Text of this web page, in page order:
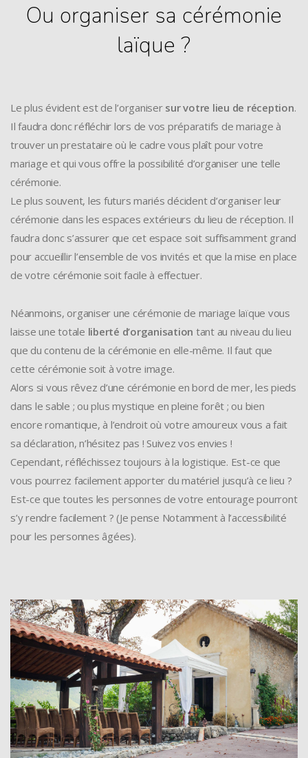
Ou organiser sa cérémonie
laïque ?
Le plus évident est de l’organiser sur votre lieu de réception.
Il faudra donc réfléchir lors de vos préparatifs de mariage à
trouver un prestataire où le cadre vous plaît pour votre
mariage et qui vous offre la possibilité d’organiser une telle
cérémonie.
Le plus souvent, les futurs mariés décident d’organiser leur
cérémonie dans les espaces extérieurs du lieu de réception. Il
faudra donc s’assurer que cet espace soit suffisamment grand
pour accueillir l’ensemble de vos invités et que la mise en place
de votre cérémonie soit facile à effectuer.
Néanmoins, organiser une cérémonie de mariage laïque vous
laisse une totale liberté d’organisation tant au niveau du lieu
que du contenu de la cérémonie en elle-même. Il faut que
cette cérémonie soit à votre image.
Alors si vous rêvez d’une cérémonie en bord de mer, les pieds
dans le sable ; ou plus mystique en pleine forêt ; ou bien
encore romantique, à l’endroit où votre amoureux vous a fait
sa déclaration, n’hésitez pas ! Suivez vos envies !
Cependant, réfléchissez toujours à la logistique. Est-ce que
vous pourrez facilement apporter du matériel jusqu’à ce lieu ?
Est-ce que toutes les personnes de votre entourage pourront
s’y rendre facilement ? (Je pense Notamment à l’accessibilité
pour les personnes âgées).